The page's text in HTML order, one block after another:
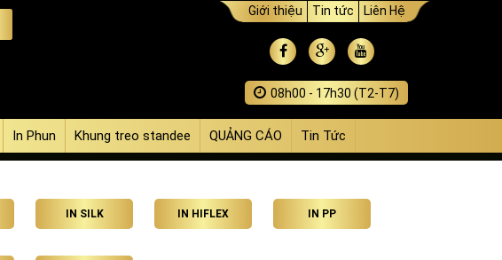
Giới thiệu Tin tức Liên Hệ
08h00 - 17h30 (T2-T7)
In Phun Khung treo standee QUẢNG CÁO Tin Tức
IN SILK IN HIFLEX IN PP